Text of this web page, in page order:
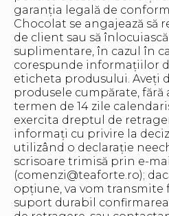
garanția legală de
Chocolat se angajează să
de client sau să
suplimentare, în cazul în
corespunde informațiilor
eticheta produsului. Aveți
produsele cumpărate, fără
termen de 14 zile
exercita dreptul de
informați cu privire la
utilizând o declarație
scrisoare trimisă prin e-
(comenzi@teaforte.ro);
opțiune, va vom transmite
suport durabil